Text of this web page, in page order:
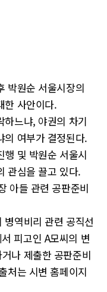
박원순 서울시장의
한 사안이다.
느냐, 야권의 차기
의 여부가 결정된다.
행 및 박원순 서울시
관심을 끌고 있다.
아들 관련 공판준비
역비리 관련 공직선
피고인 A모씨의 변
나 제출한 공판준비
처는 시변 홈페이지